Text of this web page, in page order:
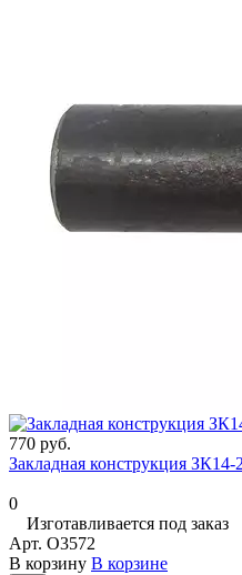
770 руб.
Закладная конструкция ЗК14-
0
Изготавливается под заказ
Арт. O3572
В корзину В корзине